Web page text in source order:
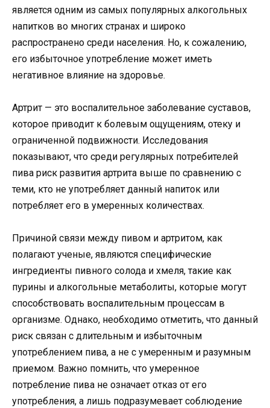
является одним из самых популярных алкогольных
напитков во многих странах и широко
распространено среди населения. Но, к сожалению,
его избыточное употребление может иметь
негативное влияние на здоровье.
Артрит — это воспалительное заболевание суставов,
которое приводит к болевым ощущениям, отеку и
ограниченной подвижности. Исследования
показывают, что среди регулярных потребителей
пива риск развития артрита выше по сравнению с
теми, кто не употребляет данный напиток или
потребляет его в умеренных количествах.
Причиной связи между пивом и артритом, как
полагают ученые, являются специфические
ингредиенты пивного солода и хмеля, такие как
пурины и алкогольные метаболиты, которые могут
способствовать воспалительным процессам в
организме. Однако, необходимо отметить, что данный
риск связан с длительным и избыточным
употреблением пива, а не с умеренным и разумным
приемом. Важно помнить, что умеренное
потребление пива не означает отказ от его
употребления, а лишь подразумевает соблюдение